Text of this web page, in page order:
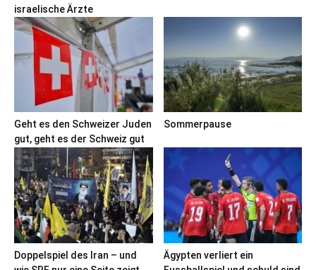
israelische Ärzte
Geht es den Schweizer Juden
gut, geht es der Schweiz gut
Sommerpause
Doppelspiel des Iran – und
Ägypten verliert ein